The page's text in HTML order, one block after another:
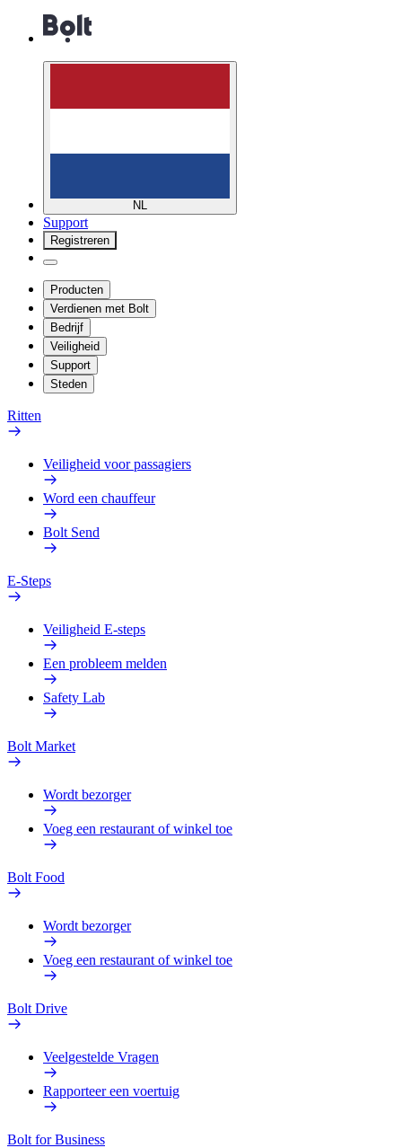
NL
Support
Registreren
Producten
Verdienen met Bolt
Bedrijf
Veiligheid
Support
Steden
Ritten
Veiligheid voor passagiers
Word een chauffeur
Bolt Send
E-Steps
Veiligheid E-steps
Een probleem melden
Safety Lab
Bolt Market
Wordt bezorger
Voeg een restaurant of winkel toe
Bolt Food
Wordt bezorger
Voeg een restaurant of winkel toe
Bolt Drive
Veelgestelde Vragen
Rapporteer een voertuig
Bolt for Business